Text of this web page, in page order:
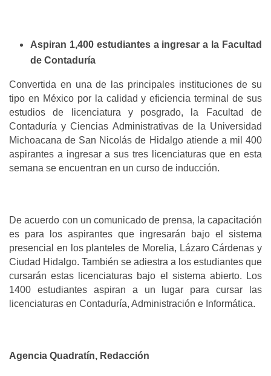
Aspiran 1,400 estudiantes a ingresar a la Facultad
de Contaduría
Convertida en una de las principales instituciones de su
tipo en México por la calidad y eficiencia terminal de sus
estudios de licenciatura y posgrado, la Facultad de
Contaduría y Ciencias Administrativas de la Universidad
Michoacana de San Nicolás de Hidalgo atiende a mil 400
aspirantes a ingresar a sus tres licenciaturas que en esta
semana se encuentran en un curso de inducción.
De acuerdo con un comunicado de prensa, la capacitación
es para los aspirantes que ingresarán bajo el sistema
presencial en los planteles de Morelia, Lázaro Cárdenas y
Ciudad Hidalgo. También se adiestra a los estudiantes que
cursarán estas licenciaturas bajo el sistema abierto. Los
1400 estudiantes aspiran a un lugar para cursar las
licenciaturas en Contaduría, Administración e Informática.
Agencia Quadratín, Redacción